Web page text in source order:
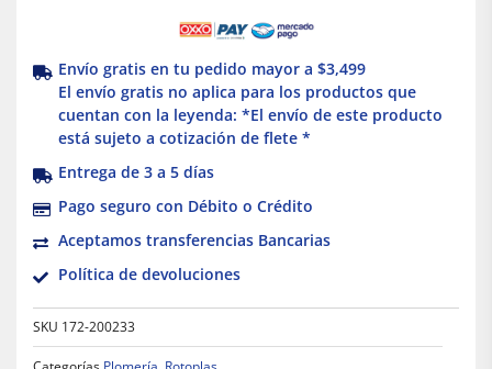
Envío gratis en tu pedido mayor a $3,499
El envío gratis no aplica para los productos que
cuentan con la leyenda: *El envío de este producto
está sujeto a cotización de flete *
Entrega de 3 a 5 días
Pago seguro con Débito o Crédito
Aceptamos transferencias Bancarias
Política de devoluciones
SKU 172-200233